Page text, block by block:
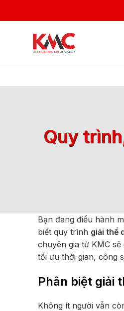
Quy
Bạn đang điều hành
biết quy trình giải thể
chuyên gia từ KMC
tối ưu thời gian, công
Phân biệt giải
Không ít người vẫn